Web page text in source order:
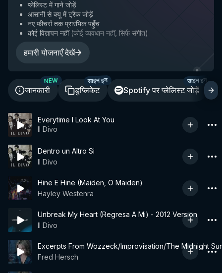
प्लेलिस्ट में गाने जोड़ें
आसानी से क्यू में ट्रैक जोड़ें
नए फीचर्स तक प्रारंभिक पहुँच
कोई विज्ञापन नहीं (कोई व्यवधान नहीं, सिर्फ संगीत)
हमारी योजनाएँ देखें
जानकारी
NEW
डुप्लिकेट
साइन इन
Spotify पर प्लेलिस्ट जोड़ें
साइन इन
Everytime I Look At You
Il Divo
Dentro un Altro Si
Il Divo
Hine E Hine (Maiden, O Maiden)
Hayley Westenra
Unbreak My Heart (Regresa A Mi) - 2012 Version
Il Divo
Excerpts From Wozzeck/Improvisation/The Midnight
Fred Hersch